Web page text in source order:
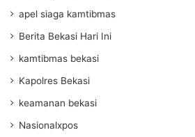
apel siaga kamtibmas
Berita Bekasi Hari Ini
kamtibmas bekasi
Kapolres Bekasi
keamanan bekasi
Nasionalxpos